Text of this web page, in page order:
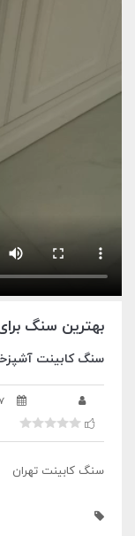
بهترین سنگ برای اپن |
سنگ کابینت
سنگ کابینت تهران